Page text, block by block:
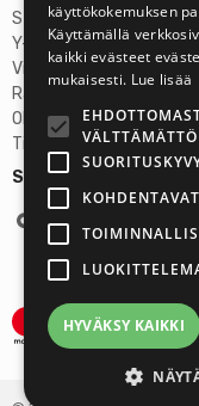
Seuraa meitä:
Stardust Finland Oy
Y-tunnus: 2972445-9
Virallinen osoite
Rantatie 37 C75, 33250
OP Tampere
Tilinumero
käyttökokemuksen
Käyttämällä
kaikki evästeet
mukaisesti. Lue lisää
KOHDENTAVAT
HYVÄKSY KAIKKI